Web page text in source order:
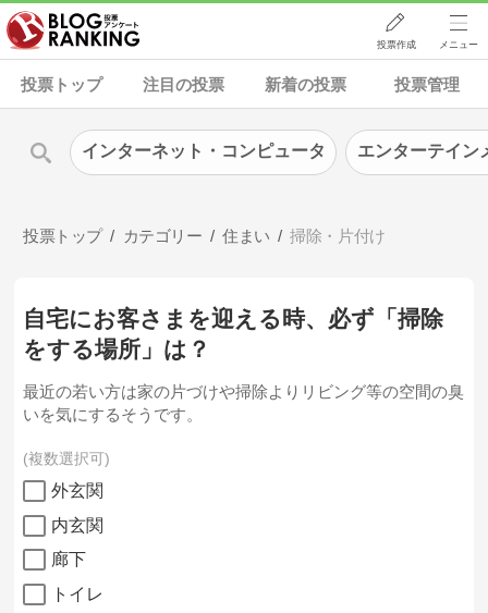
投票作成 メニュー
投票トップ 注目の投票 新着の投票 投票管理
投票トップ カテゴリー 住まい 掃除・片付け
自宅にお客さまを迎える時、必ず「掃除
をする場所」は？
最近の若い方は家の片づけや掃除よりリビング等の空間の臭
いを気にするそうです。
複数選択可
外玄関
内玄関
廊下
トイレ
インターネット・コンピュータ エンターテイン